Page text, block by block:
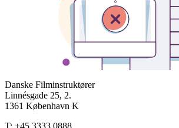
Danske Filminstruktører
Linnésgade 25, 2.
1361 København K